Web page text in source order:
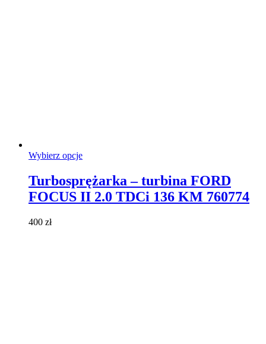
Wybierz opcjeTen
wiele
wariantów.
Turbosprężarka – turbina FORD
FOCUS II 2.0 TDCi 136 KM 760774
400 zł